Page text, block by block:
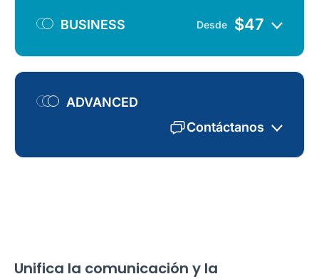
BUSINESS Desde $47
ADVANCED
Contáctanos
Unifica la comunicación y la